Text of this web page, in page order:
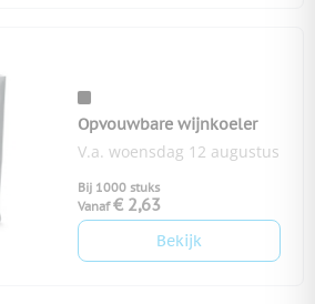
Opvouwbare wijnkoeler
V.a. woensdag 12 augustus
Bij 1000 stuks
Vanaf € 2,63
Bekijk